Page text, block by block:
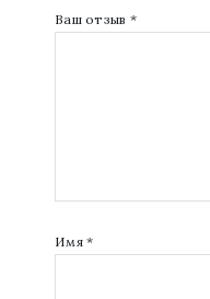
Ваш отзыв *
Имя *